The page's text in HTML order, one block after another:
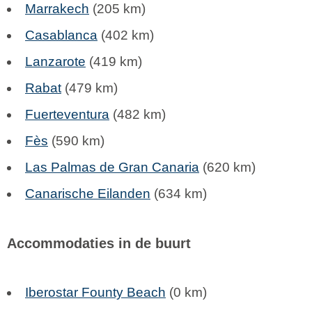
Marrakech (205 km)
Casablanca (402 km)
Lanzarote (419 km)
Rabat (479 km)
Fuerteventura (482 km)
Fès (590 km)
Las Palmas de Gran Canaria (620 km)
Canarische Eilanden (634 km)
Accommodaties in de buurt
Iberostar Founty Beach (0 km)